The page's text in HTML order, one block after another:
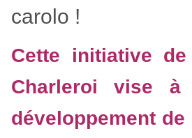
carolo !
Cette initiative
Charleroi vise à
développement